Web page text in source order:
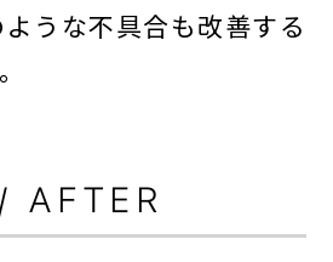
方針
うな不具合も改善する
AFTER